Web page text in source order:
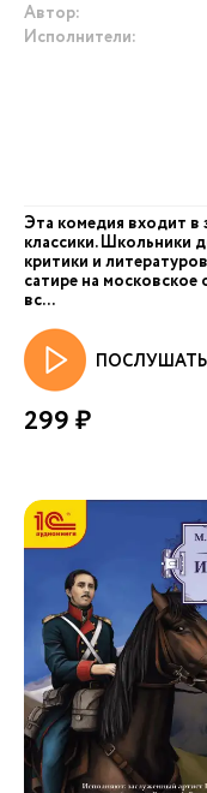
Автор:
Исполнители:
Эта комедия входит
классики. Школьники
критики и
сатире на
вс...
299 ₽